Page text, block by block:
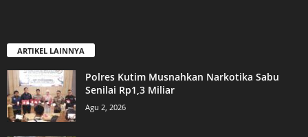
ARTIKEL LAINNYA
Polres Kutim Musnahkan Narkotika Sabu
Senilai Rp1,3 Miliar
Agu 2, 2026